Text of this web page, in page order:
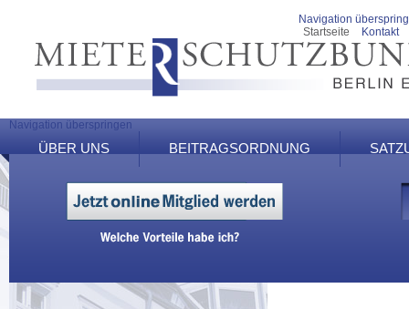
Navigation überspringen
ÜBER UNS BEITRAGSORDNUNG
Navigation
Startseite
Kontakt